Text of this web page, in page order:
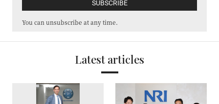
You can unsubscribe at any time.
Latest articles